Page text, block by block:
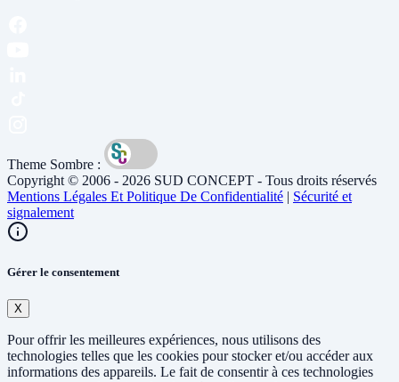
Theme Sombre :
Copyright © 2006 - 2026 SUD CONCEPT - Tous droits réservés
Mentions Légales Et Politique De Confidentialité | Sécurité et
signalement
Gérer le consentement
X
Pour offrir les meilleures expériences, nous utilisons des
technologies telles que les cookies pour stocker et/ou accéder aux
informations des appareils. Le fait de consentir à ces technologies